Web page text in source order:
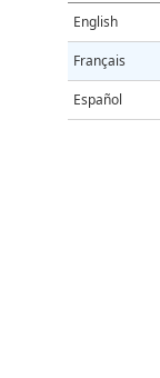
English
Français
Español